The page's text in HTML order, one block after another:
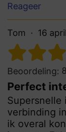
Reageer
Tom 16
Beoordeling: 8
Perfect
Supersnelle
verbinding
ik overal